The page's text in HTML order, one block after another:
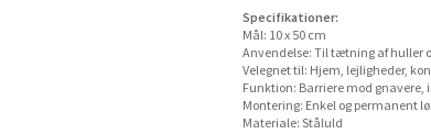
Specifikationer:
Mål: 10 x 50 cm
Anvendelse: Til tætning af huller
Velegnet til: Hjem, lejligheder,
Funktion: Barriere mod gnavere,
Montering: Enkel og permanent
Materiale: Ståluld